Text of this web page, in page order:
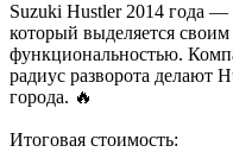
Suzuki Hustler 2014 года —
который выделяется
функциональностью.
радиус разворота делают
города. 🔥
Итоговая стоимость: